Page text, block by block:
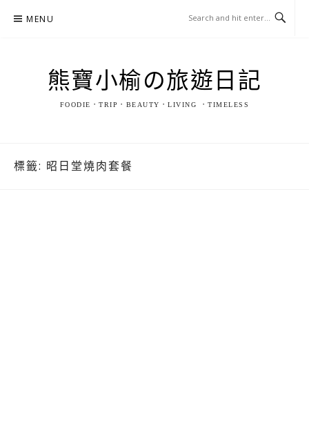
MENU
熊寶小榆の旅遊日記
FOODIE．TRIP．BEAUTY．LIVING ．TIMELESS
標籤: 昭日堂燒肉套餐